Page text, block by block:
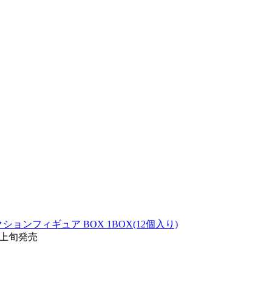
ョンフィギュア BOX 1BOX(12個入り)
旬発売